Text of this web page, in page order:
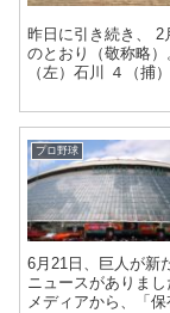
昨日に引き続き、
のとおり（敬称略
（左）石川 ４（捕
プロ野球
6月21日、巨人が新
ニュースがありま
メディアから、「